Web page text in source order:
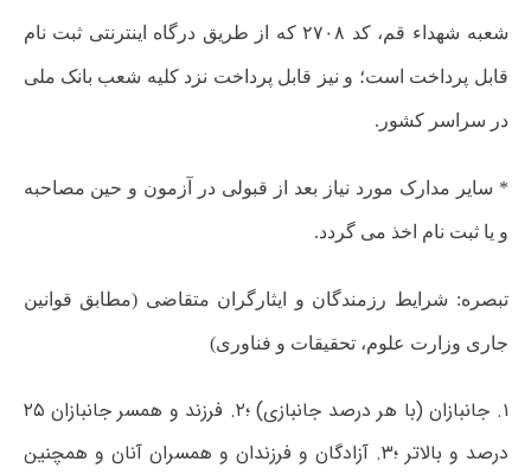
شعبه شهداء قم، کد ۲۷۰۸ که از طریق درگاه اینترنتی ثبت نام
قابل پرداخت است؛ و نیز قابل پرداخت نزد کلیه شعب بانک ملی
در سراسر کشور.
* سایر مدارک مورد نیاز بعد از قبولی در آزمون و حین مصاحبه
و یا ثبت نام اخذ می گردد.
تبصره: شرایط رزمندگان و ایثارگران متقاضی (مطابق قوانین
جاری وزارت علوم، تحقیقات و فناوری)
۱. جانبازان (با هر درصد جانبازی) ؛۲. فرزند و همسر جانبازان ۲۵
درصد و بالاتر ؛۳. آزادگان و فرزندان و همسران آنان و همچنین